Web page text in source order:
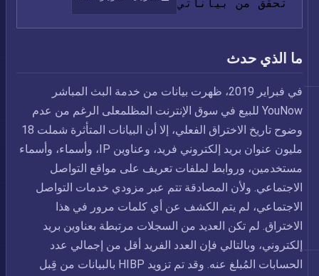
تحقق من بياناتي
ما الذي حدث
في فبراير 2019، ظهرت بيانات من خدمة البث المباشر
YouNow للبيع في سوق الإنترنت المظلمعلى الرغم من عدم
وضوح تاريخ الاختراق الفعلي، إلا أن البيانات المتأثرة شملت 18
مليون عنوان بريد إلكتروني فريد، وعناوين IP، وأسماء، وأسماء
مستخدمين، وروابط لملفات تعريف على مواقع التواصل
الاجتماعي. ولأن المصادقة تتم عبر مزودي خدمات التواصل
الاجتماعي، لم يتم الكشف عن أي كلمات مرور في هذا
الاختراق. لم تكن العديد من السجلات مرتبطة بعناوين بريد
إلكتروني، وبالتالي فإن العدد الفريد أقل من إجمالي عدد
الحسابات المُبلغ عنه. وقد تم تزويد HIBP بالبيانات من قِبل